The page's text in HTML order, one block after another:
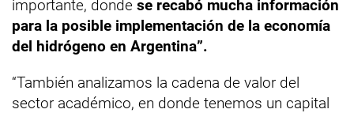
importante, donde se recabó mucha información
para la posible implementación de la economía
del hidrógeno en Argentina”.
“También analizamos la cadena de valor del
sector académico, en donde tenemos un capital